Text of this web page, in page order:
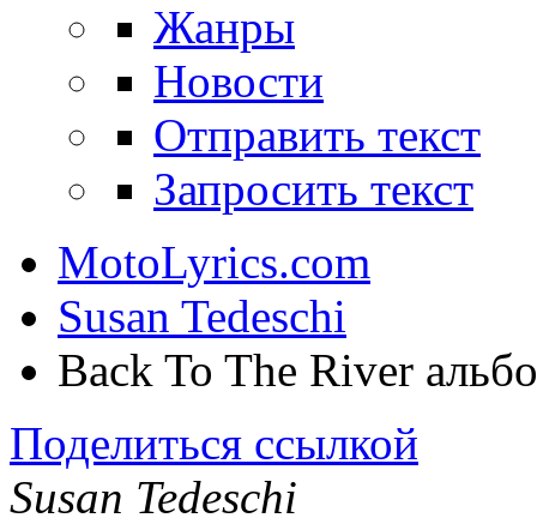
Жанры
Новости
Отправить текст
Запросить текст
MotoLyrics.com
Susan Tedeschi
Back To The River
Поделиться ссылкой
Susan Tedeschi